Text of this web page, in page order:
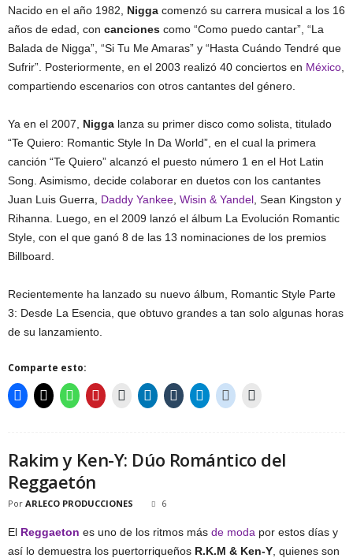
Nacido en el año 1982, Nigga comenzó su carrera musical a los 16
años de edad, con canciones como “Como puedo cantar”, “La
Balada de Nigga”, “Si Tu Me Amaras” y “Hasta Cuándo Tendré que
Sufrir”. Posteriormente, en el 2003 realizó 40 conciertos en México,
compartiendo escenarios con otros cantantes del género.
Ya en el 2007, Nigga lanza su primer disco como solista, titulado
“Te Quiero: Romantic Style In Da World”, en el cual la primera
canción “Te Quiero” alcanzó el puesto número 1 en el Hot Latin
Song. Asimismo, decide colaborar en duetos con los cantantes
Juan Luis Guerra, Daddy Yankee, Wisin & Yandel, Sean Kingston y
Rihanna. Luego, en el 2009 lanzó el álbum La Evolución Romantic
Style, con el que ganó 8 de las 13 nominaciones de los premios
Billboard.
Recientemente ha lanzado su nuevo álbum, Romantic Style Parte
3: Desde La Esencia, que obtuvo grandes a tan solo algunas horas
de su lanzamiento.
Comparte esto:
Rakim y Ken-Y: Dúo Romántico del
Reggaetón
Por ARLECO PRODUCCIONES 6
El Reggaeton es uno de los ritmos más de moda por estos días y
así lo demuestra los puertorriqueños R.K.M & Ken-Y, quienes son